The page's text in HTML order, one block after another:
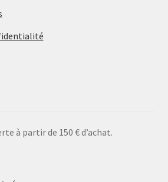
à partir de 150 € d’achat.